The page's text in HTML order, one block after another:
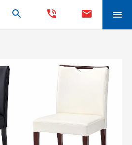
search phone_in_talk mail menu